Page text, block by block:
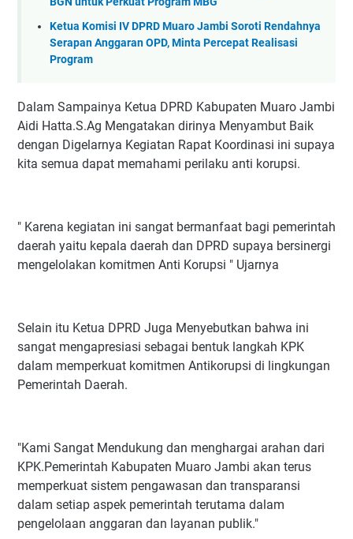
Ketua Komisi IV DPRD Muaro Jambi Soroti Rendahnya
Serapan Anggaran OPD, Minta Percepat Realisasi
Program
‎Dalam Sampainya Ketua DPRD Kabupaten Muaro Jambi
Aidi Hatta.S.Ag Mengatakan dirinya Menyambut Baik
dengan Digelarnya Kegiatan Rapat Koordinasi ini supaya
kita semua dapat memahami perilaku anti korupsi.
‎" Karena kegiatan ini sangat bermanfaat bagi pemerintah
daerah yaitu kepala daerah dan DPRD supaya bersinergi
mengelolakan komitmen Anti Korupsi " Ujarnya
‎Selain itu Ketua DPRD Juga Menyebutkan bahwa ini
sangat mengapresiasi sebagai bentuk langkah KPK
dalam memperkuat komitmen Antikorupsi di lingkungan
Pemerintah Daerah.
‎"Kami Sangat Mendukung dan menghargai arahan dari
KPK.Pemerintah Kabupaten Muaro Jambi akan terus
memperkuat sistem pengawasan dan transparansi
dalam setiap aspek pemerintah terutama dalam
pengelolaan anggaran dan layanan publik."